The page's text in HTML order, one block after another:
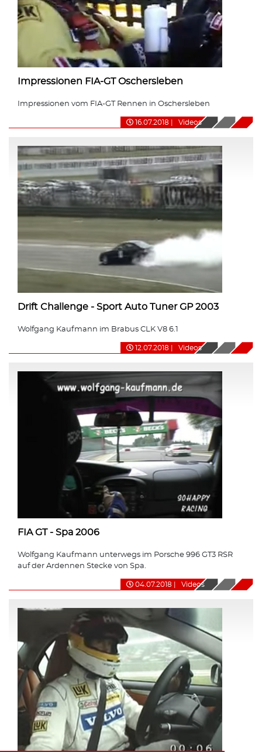
Impressionen FIA-GT Oschersleben
Impressionen vom FIA-GT Rennen in Oschersleben
16.07.2018 Videos
Drift Challenge - Sport Auto Tuner GP 2003
Wolfgang Kaufmann im Brabus CLK V8 6.1
12.07.2018 Videos
FIA GT - Spa 2006
Wolfgang Kaufmann unterwegs im Porsche 996 GT3 RSR
auf der Ardennen Stecke von Spa.
04.07.2018 Videos